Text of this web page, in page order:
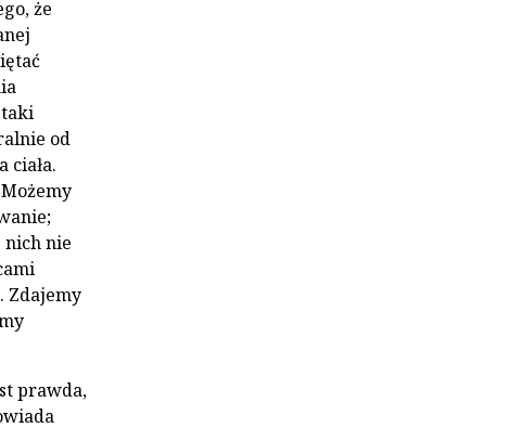
że
od
ciała.
nich nie
Zdajemy
prawda,